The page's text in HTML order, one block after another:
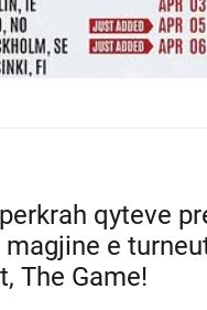
qyteve
e
The Game!